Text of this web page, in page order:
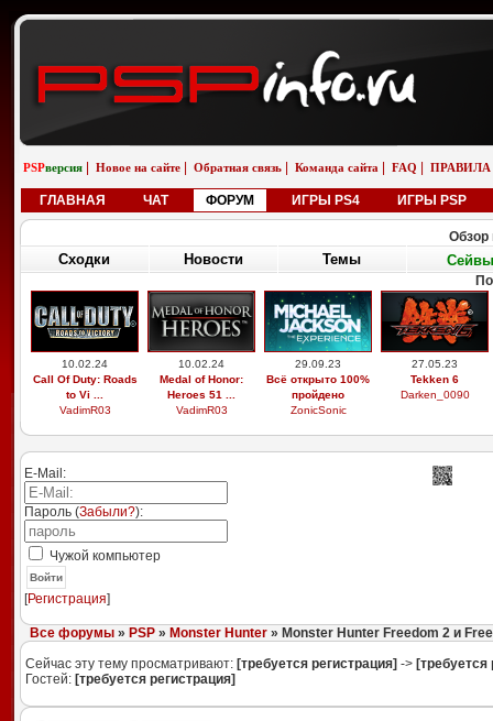
PSPверсия Новое на сайте Обратная связь Команда сайта FAQ ПРАВИЛА
ГЛАВНАЯ ЧАТ ФОРУМ ИГРЫ PS4 ИГРЫ PSP
Обзор
Сходки Новости Темы Сейвы
10.02.24
Call Of Duty: Roads
to Vi ...
VadimR03
10.02.24
Medal of Honor:
Heroes 51 ...
VadimR03
29.09.23
Всё открыто 100%
пройдено
ZonicSonic
27.05.23
Tekken 6
Darken_0090
E-Mail:
Пароль (Забыли?):
Чужой компьютер
Войти
[Регистрация]
Все форумы» PSP» Monster Hunter» Monster Hunter Freedom 2 и
Сейчас эту тему просматривают: [требуется регистрация] -> [требуется
Гостей: [требуется регистрация]